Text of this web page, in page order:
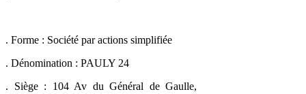
. Forme : Société par actions simplifiée
. Dénomination : PAULY 24
. Siège : 104 Av du Général de Gaulle,